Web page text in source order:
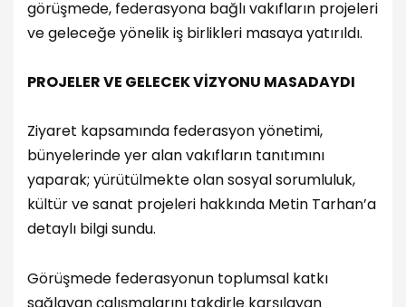
görüşmede, federasyona bağlı vakıfların projeleri
ve geleceğe yönelik iş birlikleri masaya yatırıldı.
PROJELER VE GELECEK VİZYONU MASADAYDI
Ziyaret kapsamında federasyon yönetimi,
bünyelerinde yer alan vakıfların tanıtımını
yaparak; yürütülmekte olan sosyal sorumluluk,
kültür ve sanat projeleri hakkında Metin Tarhan’a
detaylı bilgi sundu.
Görüşmede federasyonun toplumsal katkı
sağlayan çalışmalarını takdirle karşılayan